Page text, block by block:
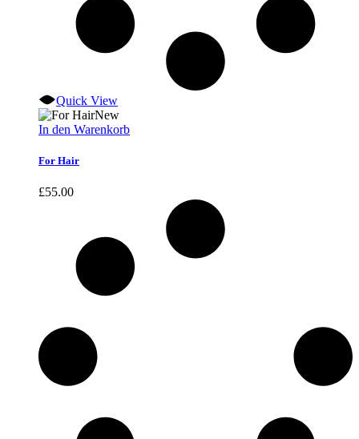
Quick View
New
In den Warenkorb
For Hair
£55.00